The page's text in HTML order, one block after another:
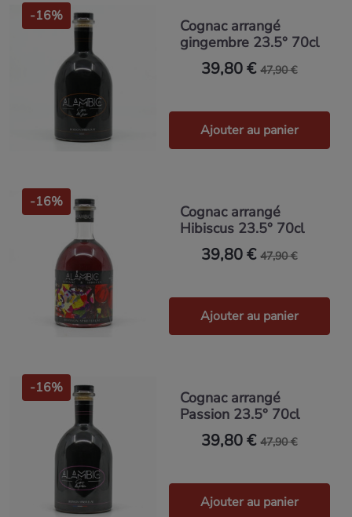
Cognac arrangé
gingembre 23.5° 70cl
39,80 € 47,90 €
Ajouter au panier
-16%
Cognac arrangé
Hibiscus 23.5° 70cl
39,80 € 47,90 €
Ajouter au panier
-16%
Cognac arrangé
Passion 23.5° 70cl
39,80 € 47,90 €
Ajouter au panier
-16%